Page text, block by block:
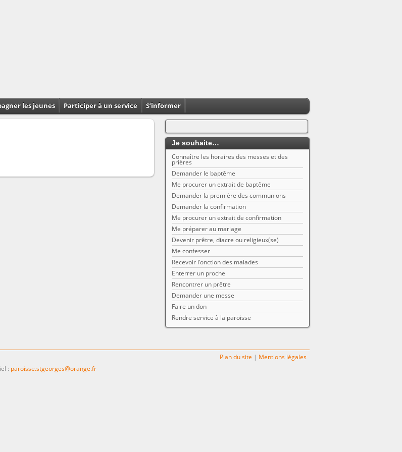
les jeunes Participer à un service S’informer
Je souhaite…
Connaître les horaires des messes et des
prières
Demander le baptême
Me procurer un extrait de baptême
Demander la première des communions
Demander la confirmation
Me procurer un extrait de confirmation
Me préparer au mariage
Devenir prêtre, diacre ou religieux(se)
Me confesser
Recevoir l’onction des malades
Enterrer un proche
Rencontrer un prêtre
Demander une messe
Faire un don
Rendre service à la paroisse
Plan du site | Mentions légales
: paroisse.stgeorges@orange.fr